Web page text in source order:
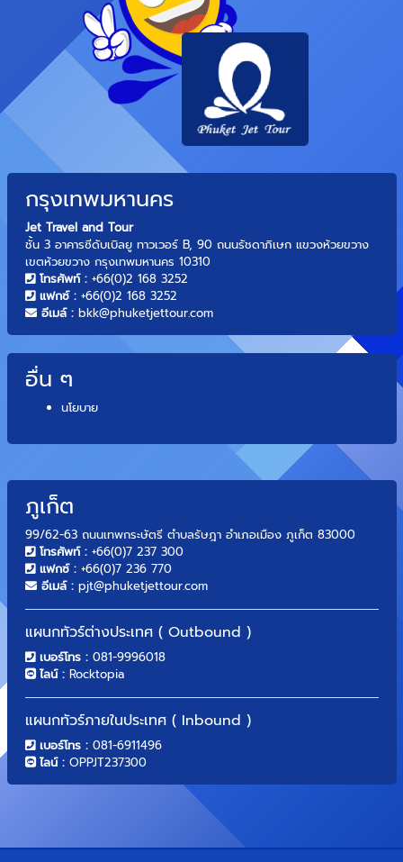
กรุงเทพมหานคร
Jet Travel and Tour
ชั้น 3 อาคารซีดับเบิลยู ทาวเวอร์ B, 90 ถนนรัชดาภิเษก แขวงห้วยขวาง
เขตห้วยขวาง กรุงเทพมหานคร 10310
โทรศัพท์ : +66(0)2 168 3252
แฟกซ์ : +66(0)2 168 3252
อีเมล์ : bkk@phuketjettour.com
อื่น ๆ
นโยบาย
ภูเก็ต
99/62-63 ถนนเทพกระษัตรี ตำบลรัษฎา อำเภอเมือง ภูเก็ต 83000
โทรศัพท์ : +66(0)7 237 300
แฟกซ์ : +66(0)7 236 770
อีเมล์ : pjt@phuketjettour.com
แผนกทัวร์ต่างประเทศ ( Outbound )
เบอร์โทร : 081-9996018
ไลน์ : Rocktopia
แผนกทัวร์ภายในประเทศ ( Inbound )
เบอร์โทร : 081-6911496
ไลน์ : OPPJT237300